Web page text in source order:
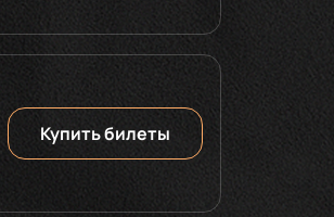
Купить билеты